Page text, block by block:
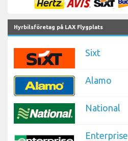
Hyrbilsföretag på LAX Flygplats
Sixt
Alamo
National
Enterprise